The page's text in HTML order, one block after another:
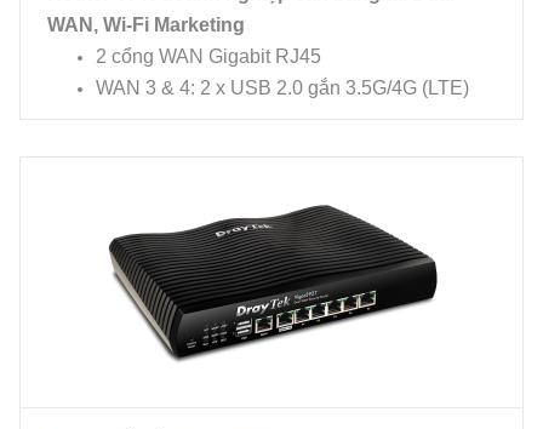
4 port WAN/LAN (P1 - P4) chuyển đổi linh
hoạt, hỗ trợ 4 WAN đồng thời kể từ firmware
4.4.3.1 trở đi
WAN, Wi-Fi Marketing
2 cổng WAN Gigabit RJ45
WAN 3 & 4: 2 x USB 2.0 gắn 3.5G/4G (LTE)